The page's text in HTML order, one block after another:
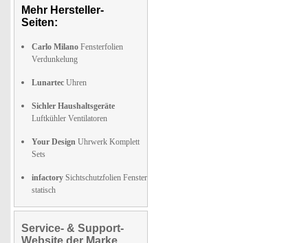
Mehr Hersteller-
Seiten:
Carlo Milano Fensterfolien
Verdunkelung
Lunartec Uhren
Sichler Haushaltsgeräte
Luftkühler Ventilatoren
Your Design Uhrwerk Komplett
Sets
infactory Sichtschutzfolien Fenster
statisch
Service- & Support-
Website der Marke